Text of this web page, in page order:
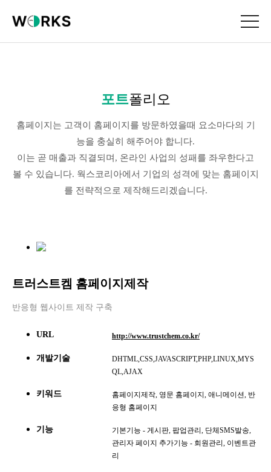
포트폴리오
홈페이지는 고객이 홈페이지를 방문하였을때 요소마다의 기
능을 충실히 해주어야 합니다.
이는 곧 매출과 직결되며, 온라인 사업의 성패를 좌우한다고
볼 수 있습니다. 웍스코리아에서 기업의 성격에 맞는 홈페이지
를 전략적으로 제작해드리겠습니다.
트러스트켐 홈페이지제작
반응형 웹사이트 제작 구축
URL http://www.trustchem.co.kr/
개발기술
DHTML,CSS,JAVASCRIPT,PHP,LINUX,MYS
QL,AJAX
키워드
홈페이지제작, 영문 홈페이지, 애니메이션, 반
응형 홈페이지
기능
기본기능 - 게시판, 팝업관리, 단체SMS발송,
관리자 페이지 추가기능 - 회원관리, 이벤트관
리